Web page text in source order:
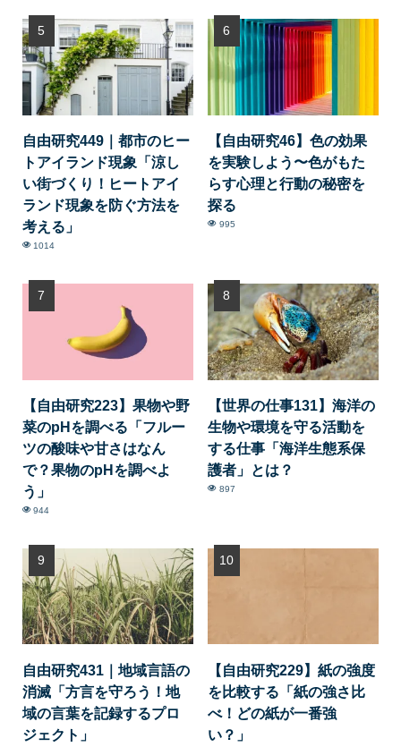
自由研究449｜都市のヒー
トアイランド現象「涼し
い街づくり！ヒートアイ
ランド現象を防ぐ方法を
考える」
1014
【自由研究46】色の効果
を実験しよう〜色がもた
らす心理と行動の秘密を
探る
995
【自由研究223】果物や野
菜のpHを調べる「フルー
ツの酸味や甘さはなん
で？果物のpHを調べよ
う」
944
【世界の仕事131】海洋の
生物や環境を守る活動を
する仕事「海洋生態系保
護者」とは？
897
自由研究431｜地域言語の
消滅「方言を守ろう！地
域の言葉を記録するプロ
ジェクト」
【自由研究229】紙の強度
を比較する「紙の強さ比
べ！どの紙が一番強
い？」